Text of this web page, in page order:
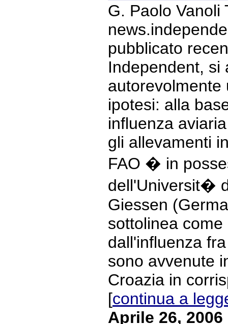
G. Paolo Vanoli
pubblicato
Independent, si
autorevolmente
ipotesi: alla
influenza
gli allevamenti
FAO � in
dell'Universit�
Giessen
sottolinea
dall'influenza
sono avvenute
Croazia in
[continua a
Aprile 26, 2006